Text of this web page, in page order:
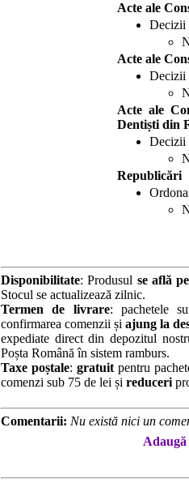
Acte ale
Decizii
Acte ale
Decizii
Acte ale
Dentiști din
Decizii
Republicări
Disponibilitate: Produsul se află
Stocul se actualizează zilnic.
Termen de livrare: pachetele
confirmarea comenzii șiajung la
expediate direct din depozitul
Poșta Română în sistem ramburs.
Taxe poștale: gratuitpentru
comenzi sub 75 de lei și reduceri
Comentarii: Nu există nici un